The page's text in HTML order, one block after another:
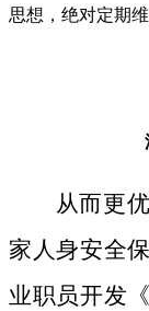
思想，绝对定期
从而更
家人身安全
业职员开发